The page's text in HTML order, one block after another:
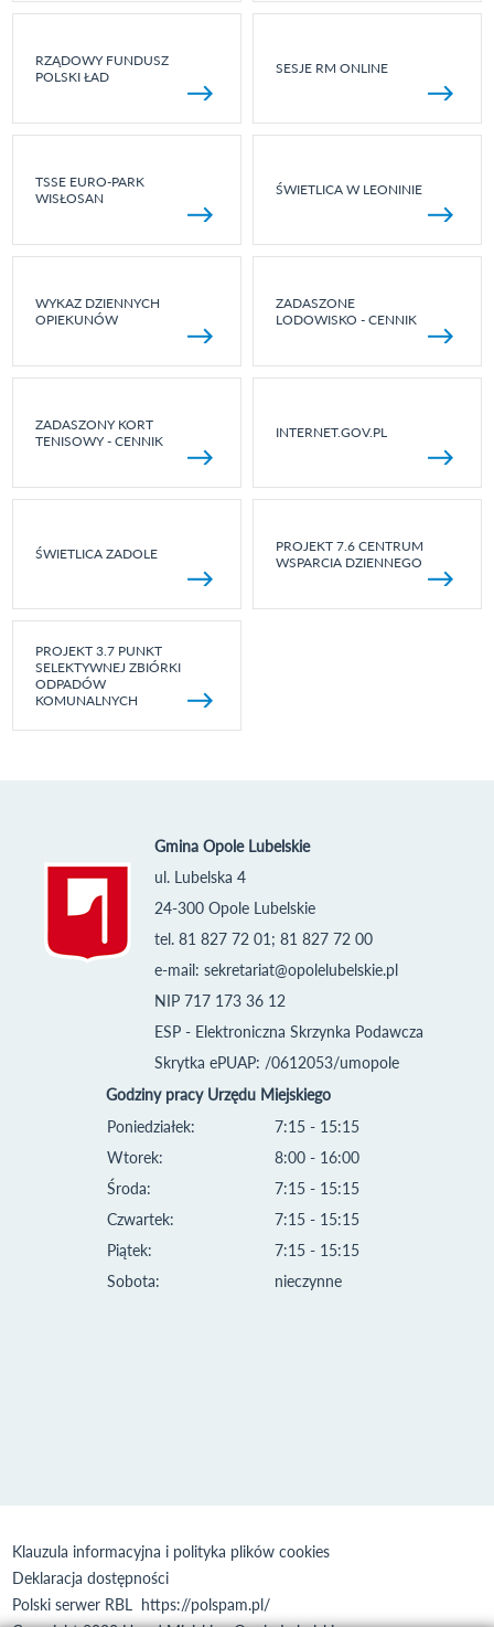
RZĄDOWY FUNDUSZ
POLSKI ŁAD
SESJE RM ONLINE
TSSE EURO-PARK
WISŁOSAN
ŚWIETLICA W LEONINIE
WYKAZ DZIENNYCH
OPIEKUNÓW
ZADASZONE
LODOWISKO - CENNIK
ZADASZONY KORT
TENISOWY - CENNIK
INTERNET.GOV.PL
ŚWIETLICA ZADOLE
PROJEKT 7.6 CENTRUM
WSPARCIA DZIENNEGO
PROJEKT 3.7 PUNKT
SELEKTYWNEJ ZBIÓRKI
ODPADÓW
KOMUNALNYCH
Gmina Opole Lubelskie
ul. Lubelska 4
24-300 Opole Lubelskie
tel. 81 827 72 01; 81 827 72 00
e-mail: sekretariat@opolelubelskie.pl
NIP 717 173 36 12
ESP - Elektroniczna Skrzynka Podawcza
Skrytka ePUAP: /0612053/umopole
Godziny pracy Urzędu Miejskiego
Poniedziałek:
Wtorek:
Środa:
Czwartek:
Piątek:
Sobota:
7:15 - 15:15
8:00 - 16:00
7:15 - 15:15
7:15 - 15:15
7:15 - 15:15
nieczynne
Klauzula informacyjna i polityka plików cookies
Deklaracja dostępności
Polski serwer RBL https://polspam.pl/